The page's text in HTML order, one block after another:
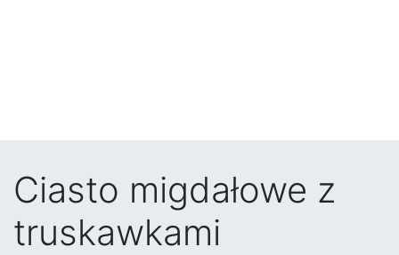
Ciasto migdałowe z
truskawkami